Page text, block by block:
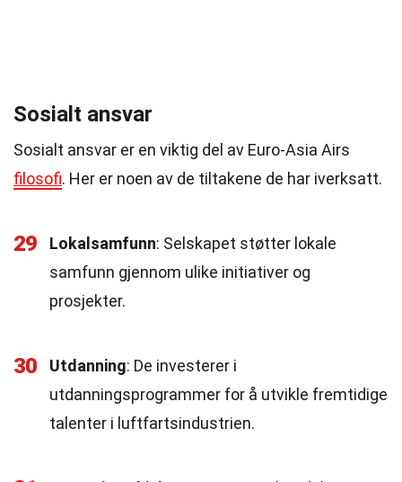
Sosialt ansvar
Sosialt ansvar er en viktig del av Euro-Asia Airs
filosofi. Her er noen av de tiltakene de har iverksatt.
29 Lokalsamfunn: Selskapet støtter lokale
samfunn gjennom ulike initiativer og
prosjekter.
30 Utdanning: De investerer i
utdanningsprogrammer for å utvikle fremtidige
talenter i luftfartsindustrien.